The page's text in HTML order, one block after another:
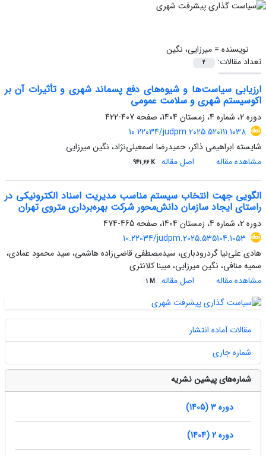
نویسنده =میرزایی، نگین
تعداد مقالات:
2
ارزیابی سیاست‌ها و شیوه‌های دفع پسماند شهری و تأثیرات آن بر
اکوسیستم شهری و سلامت عمومی
دوره 2، شماره 4، زمستان 1404، صفحه
407-422
10.22034/judpm.2025.520111.1038
شایسته ابراهیمی ذاکر، حمیدرضا اسمعیلی‌نژاد، نگین میرزایی
مشاهده مقاله
اصل مقاله 941.66 K
الگویی جهت انتخاب سیستم مناسب مدیریت اسناد الکترونیکی در
راستای ایجاد سازمان دانش‌محور شرکت بهره‌برداری متروی تهران
دوره 2، شماره 4، زمستان 1404، صفحه
465-474
10.22034/judpm.2025.535104.1053
هادی علی‌نیا گردرودباری، سیدمصطفی قاضی‌زاده هاشمی، سید محمود عمادی،
سمیه منافی، نگین میرزایی، مبینا کلانتری
مشاهده مقاله
اصل مقاله 1 M
مقالات آماده انتشار
شماره جاری
شماره‌های پیشین نشریه
دوره 3 (1405)
دوره 2 (1404)